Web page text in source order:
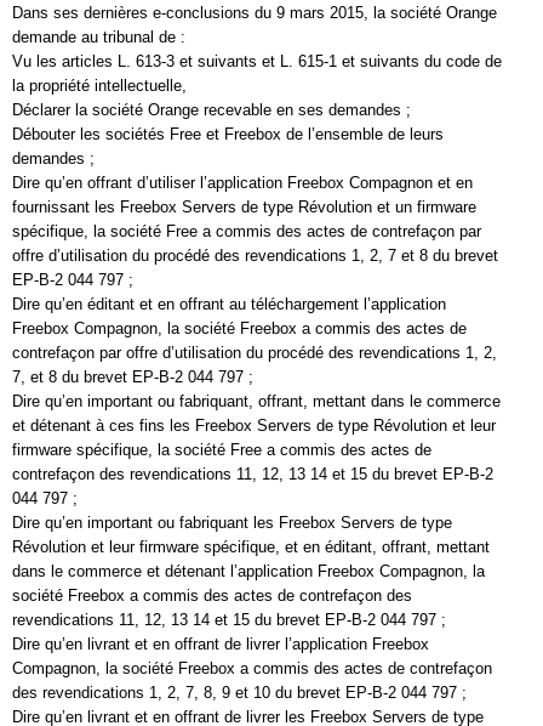
Dans ses dernières e-conclusions du 9 mars 2015, la société Orange
demande au tribunal de :
Vu les articles L. 613-3 et suivants et L. 615-1 et suivants du code de
la propriété intellectuelle,
Déclarer la société Orange recevable en ses demandes ;
Débouter les sociétés Free et Freebox de l’ensemble de leurs
demandes ;
Dire qu’en offrant d’utiliser l’application Freebox Compagnon et en
fournissant les Freebox Servers de type Révolution et un firmware
spécifique, la société Free a commis des actes de contrefaçon par
offre d’utilisation du procédé des revendications 1, 2, 7 et 8 du brevet
EP-B-2 044 797 ;
Dire qu’en éditant et en offrant au téléchargement l’application
Freebox Compagnon, la société Freebox a commis des actes de
contrefaçon par offre d’utilisation du procédé des revendications 1, 2,
7, et 8 du brevet EP-B-2 044 797 ;
Dire qu’en important ou fabriquant, offrant, mettant dans le commerce
et détenant à ces fins les Freebox Servers de type Révolution et leur
firmware spécifique, la société Free a commis des actes de
contrefaçon des revendications 11, 12, 13 14 et 15 du brevet EP-B-2
044 797 ;
Dire qu’en important ou fabriquant les Freebox Servers de type
Révolution et leur firmware spécifique, et en éditant, offrant, mettant
dans le commerce et détenant l’application Freebox Compagnon, la
société Freebox a commis des actes de contrefaçon des
revendications 11, 12, 13 14 et 15 du brevet EP-B-2 044 797 ;
Dire qu’en livrant et en offrant de livrer l’application Freebox
Compagnon, la société Freebox a commis des actes de contrefaçon
des revendications 1, 2, 7, 8, 9 et 10 du brevet EP-B-2 044 797 ;
Dire qu’en livrant et en offrant de livrer les Freebox Servers de type